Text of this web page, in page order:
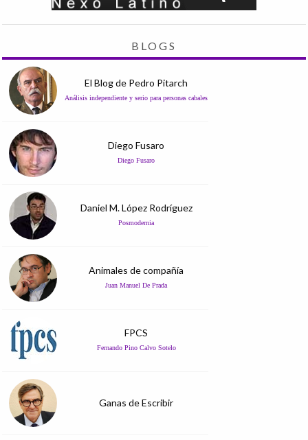
BLOGS
El Blog de Pedro Pitarch
Análisis independiente y serio para personas cabales
Diego Fusaro
Diego Fusaro
Daniel M. López Rodríguez
Posmodernia
Animales de compañía
Juan Manuel De Prada
FPCS
Fernando Pino Calvo Sotelo
Ganas de Escribir